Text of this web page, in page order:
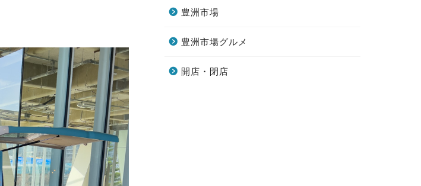
豊洲市場
豊洲市場グルメ
開店・閉店